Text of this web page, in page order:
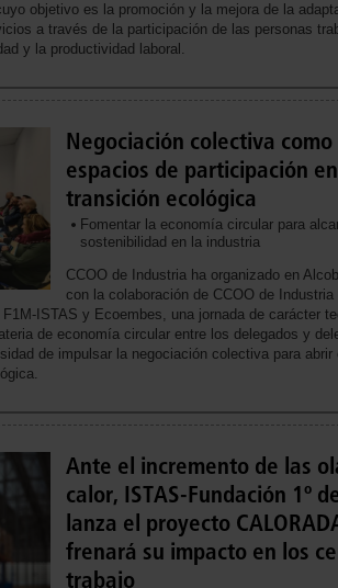
objetivo es la promoción y la mejora de la
a través de la participación de las personas
y la productividad laboral.
Negociación colectiva
espacios de participación
transición ecológica
Fomentar la economía circular para
sostenibilidad en la industria
CCOO de Industria ha organizado en
con la colaboración de CCOO de
ISTAS y Ecoembes, una jornada de carácter
de economía circular entre los delegados y
de impulsar la negociación colectiva para abrir
Ante el incremento de las
calor, ISTAS-Fundación 1º
lanza el proyecto
frenará su impacto en los
trabajo